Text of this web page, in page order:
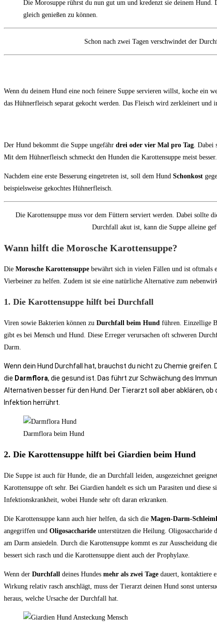
Die Morosuppe rührst du nun gut um und kredenzt sie deinem
gleich genießen zu können.
Schon nach zwei Tagen verschwindet der
Wenn du deinem Hund eine noch feinere Suppe servieren willst, koche ein
das Hühnerfleisch separat gekocht werden. Das Fleisch wird zerkleinert und
Der Hund bekommt die Suppe ungefähr drei oder vier Mal pro Tag .
Mit dem Hühnerfleisch schmeckt den Hunden die Karottensuppe meist besser.
Nachdem eine erste Besserung eingetreten ist, soll dem Hund Schonkost
beispielsweise gekochtes Hühnerfleisch.
Die Karottensuppe muss vor dem Füttern serviert werden. Dabei sollte
Durchfall akut ist, kann die Suppe alleine
Wann hilft die Morosche Karottensuppe?
Die Morosche Karottensuppe bewährt sich in vielen Fällen und ist oftmals
Vierbeiner zu helfen. Zudem ist sie eine natürliche Alternative zum
1. Die Karottensuppe hilft bei Durchfall
Viren sowie Bakterien können zu Durchfall beim Hund führen. Einzellige
gibt es bei Mensch und Hund. Diese Erreger verursachen oft schweren
Darm.
Wenn dein Hund Durchfall hat, brauchst du nicht zu Chemie greifen.
die Darmflora, die gesund ist. Das führt zur Schwächung des
Alternativen besser für den Hund. Der Tierarzt soll aber abklären,
Infektion herrührt.
Darmflora beim Hund
2. Die Karottensuppe hilft bei Giardien beim Hund
Die Suppe ist auch für Hunde, die an Durchfall leiden, ausgezeichnet
Karottensuppe oft sehr. Bei Giardien handelt es sich um Parasiten und diese
Infektionskrankheit, wobei Hunde sehr oft daran erkranken.
Die Karottensuppe kann auch hier helfen, da sich die Magen-Darm-
angegriffen und Oligosaccharide unterstützen die Heilung. Oligosaccharide
am Darm ansiedeln. Durch die Karottensuppe kommt es zur Ausscheidung
bessert sich rasch und die Karottensuppe dient auch der Prophylaxe.
Wenn der Durchfall deines Hundes mehr als zwei Tage dauert, kontaktiere
Wirkung relativ rasch anschlägt, muss der Tierarzt deinen Hund sonst
heraus, welche Ursache der Durchfall hat.